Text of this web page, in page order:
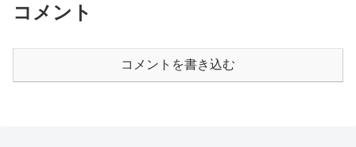
コメント
コメントを書き込む